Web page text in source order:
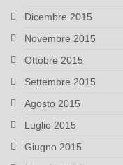
Dicembre 2015
Novembre 2015
Ottobre 2015
Settembre 2015
Agosto 2015
Luglio 2015
Giugno 2015